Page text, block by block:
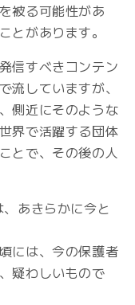
被る可能性があ
とがあります。
信すべきコンテン
流していますが、
側近にそのような
界で活躍する団体
とで、その後の人
あきらかに今と
には、今の保護者
疑わしいもので